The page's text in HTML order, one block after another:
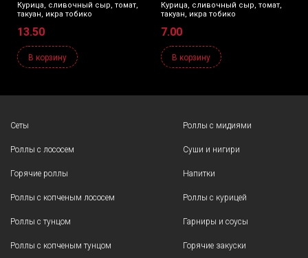
Курица, сливочный сыр, томат,
такуан, икра тобико
13.50
В корзину
Курица, сливочный сыр, томат,
такуан, икра тобико
7.00
В корзину
Сеты
Роллы с лососем
Горячие роллы
Роллы с копченым лососем
Роллы с тунцом
Роллы с копченым тунцом
Роллы с мидиями
Суши и нигири
Напитки
Роллы с курицей
Гарниры и соусы
Горячие закуски